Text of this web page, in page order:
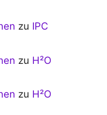
zu IPC
zu H²O
zu H²O